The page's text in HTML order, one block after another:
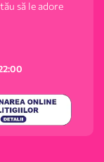
să le adore